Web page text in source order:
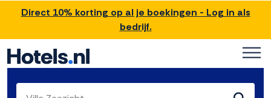
Direct 10% korting op al je boekingen - Log in als
bedrijf.